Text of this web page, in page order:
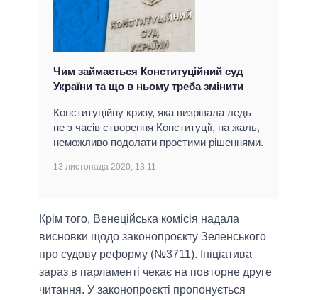
Чим займається Конституційний суд
України та що в ньому треба змінити
Конституційну кризу, яка визрівала ледь
не з часів створення Конституції, на жаль,
неможливо подолати простими рішеннями.
13 листопада 2020, 13:11
Крім того, Венеційська комісія надала
висновки щодо законопроєкту Зеленського
про судову реформу (№3711). Ініціатива
зараз в парламенті чекає на повторне друге
читання. У законопроєкті пропонується